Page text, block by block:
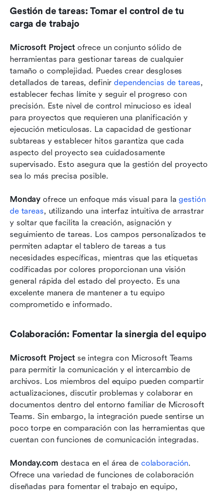
Gestión de tareas: Tomar el control de tu
carga de trabajo
Microsoft Project ofrece un conjunto sólido de
herramientas para gestionar tareas de cualquier
tamaño o complejidad. Puedes crear desgloses
detallados de tareas, definir dependencias de tareas,
establecer fechas límite y seguir el progreso con
precisión. Este nivel de control minucioso es ideal
para proyectos que requieren una planificación y
ejecución meticulosas. La capacidad de gestionar
subtareas y establecer hitos garantiza que cada
aspecto del proyecto sea cuidadosamente
supervisado. Esto asegura que la gestión del proyecto
sea lo más precisa posible.
Monday ofrece un enfoque más visual para la gestión
de tareas, utilizando una interfaz intuitiva de arrastrar
y soltar que facilita la creación, asignación y
seguimiento de tareas. Los campos personalizados te
permiten adaptar el tablero de tareas a tus
necesidades específicas, mientras que las etiquetas
codificadas por colores proporcionan una visión
general rápida del estado del proyecto. Es una
excelente manera de mantener a tu equipo
comprometido e informado.
Colaboración: Fomentar la sinergia del equipo
Microsoft Project se integra con Microsoft Teams
para permitir la comunicación y el intercambio de
archivos. Los miembros del equipo pueden compartir
actualizaciones, discutir problemas y colaborar en
documentos dentro del entorno familiar de Microsoft
Teams. Sin embargo, la integración puede sentirse un
poco torpe en comparación con las herramientas que
cuentan con funciones de comunicación integradas.
Monday.com destaca en el área de colaboración.
Ofrece una variedad de funciones de colaboración
diseñadas para fomentar el trabajo en equipo,